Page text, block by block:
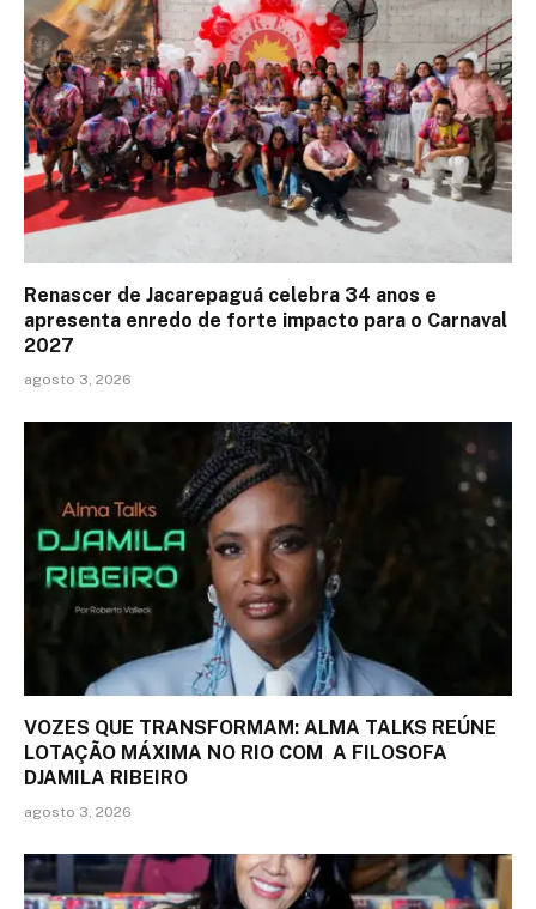
Renascer de Jacarepaguá celebra 34 anos e
apresenta enredo de forte impacto para o Carnaval
2027
agosto 3, 2026
VOZES QUE TRANSFORMAM: ALMA TALKS REÚNE
LOTAÇÃO MÁXIMA NO RIO COM A FILOSOFA
DJAMILA RIBEIRO
agosto 3, 2026